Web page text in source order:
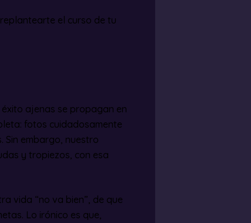
el curso de tu
ajenas se propagan en
fotos cuidadosamente
Sin embargo, nuestro
y tropiezos, con esa
vida “no va bien”, de que
Lo irónico es que,